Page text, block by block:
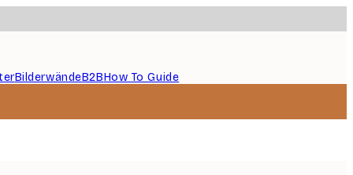
BilderwändeB2BHow To Guide